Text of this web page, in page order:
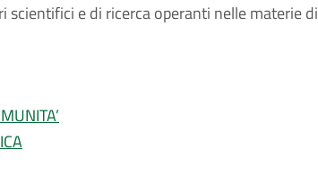
e di ricerca operanti nelle materie di